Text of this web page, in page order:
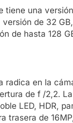
tiene una
versión de 32
de hasta 128
radica en la
de f /2,2.
LED, HDR,
trasera de